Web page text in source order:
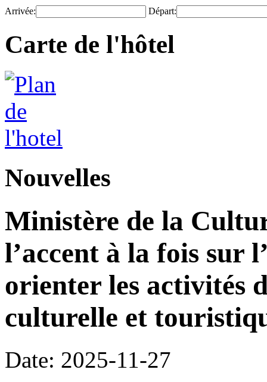
Arrivée: Départ:
Carte de l'hôtel
Nouvelles
Ministère de la
l’accent à la fois sur
orienter les activités
culturelle et
Date: 2025-11-27